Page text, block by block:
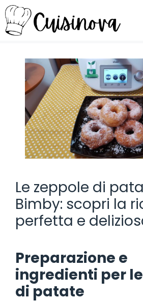
Vai
al
contenuto
Le zeppole di
Bimby: scopri la
perfetta e
Preparazione e
ingredienti per
di patate